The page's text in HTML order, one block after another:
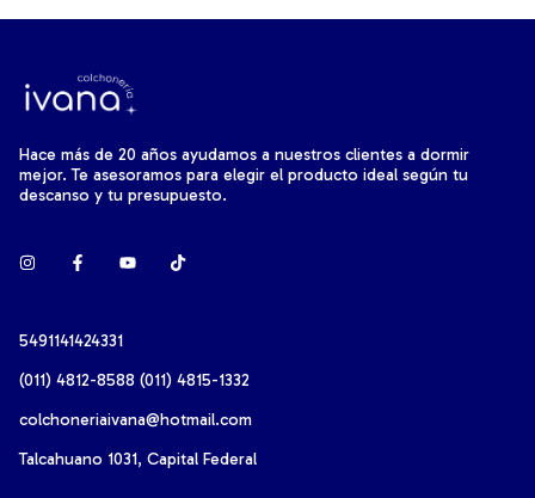
Hace más de 20 años ayudamos a nuestros clientes a dormir
mejor. Te asesoramos para elegir el producto ideal según tu
descanso y tu presupuesto.
5491141424331
(011) 4812-8588 (011) 4815-1332
colchoneriaivana@hotmail.com
Talcahuano 1031, Capital Federal